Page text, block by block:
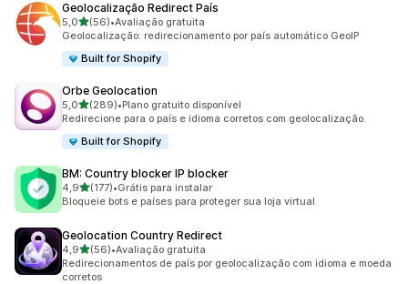
Geolocalização Redirect País
5,0de 5 estrelas
(56)
56 avaliações ao todo
•Avaliação gratuita
Geolocalização: redirecionamento por país automático GeoIP
Built for Shopify
Orbe Geolocation
5,0de 5 estrelas
(289)
289 avaliações ao todo
•Plano gratuito disponível
Redirecione para o país e idioma corretos com geolocalização.
Built for Shopify
BM: Country blocker IP blocker
4,9de 5 estrelas
(177)
177 avaliações ao todo
•Grátis para instalar
Bloqueie bots e países para proteger sua loja virtual
Geolocation Country Redirect
4,9de 5 estrelas
(56)
56 avaliações ao todo
•Avaliação gratuita
Redirecionamentos de país por geolocalização com idioma e moeda
corretos